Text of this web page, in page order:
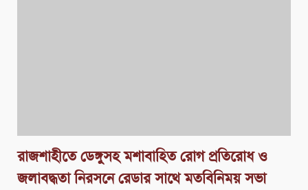
রাজশাহীতে ডেঙ্গুসহ মশাবাহিত রোগ প্রতিরোধ ও
জলাবদ্ধতা নিরসনে রেডার সাথে মতবিনিময় সভা